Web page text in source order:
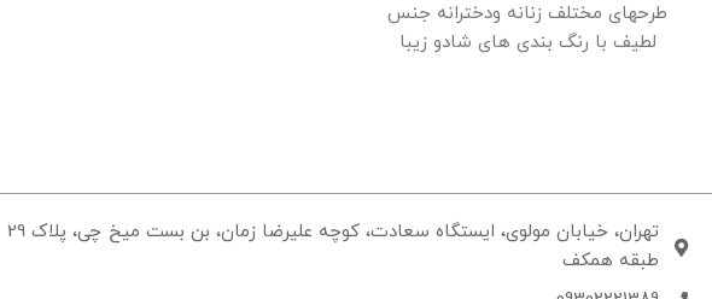
طرحهای مختلف زنانه ودخترانه جنس
لطیف با رنگ بندی های شادو زیبا
تهران، خیابان مولوی، ایستگاه سعادت، کوچه علیرضا زمان، بن بست میخ چی، پلاک 29
طبقه همکف